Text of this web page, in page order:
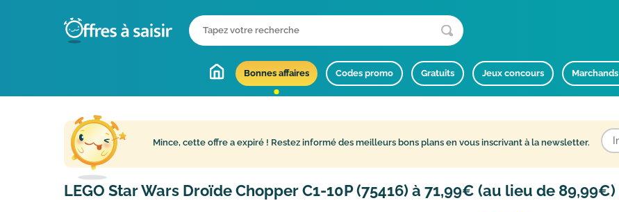
Bonnes affaires Codes promo Gratuits Jeux concours Marchands
Mince, cette offre a expiré ! Restez informé des meilleurs bons plans en vous inscrivant à la newsletter.
LEGO Star Wars Droïde Chopper C1-10P (75416) à 71,99€ (au lieu de 89,99€)